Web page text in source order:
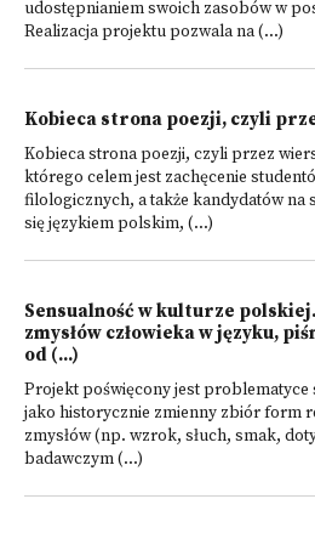
udostępnianiem swoich zasobów w
Realizacja projektu pozwala na (...)
Kobieca strona poezji, czyli
Kobieca strona poezji, czyli przez
którego celem jest zachęcenie
filologicznych, a także kandydatów na
się językiem polskim, (...)
Sensualność w kulturze
zmysłów człowieka w języku,
od (...)
Projekt poświęcony jest problematyce
jako historycznie zmienny zbiór form
zmysłów (np. wzrok, słuch, smak,
badawczym (...)